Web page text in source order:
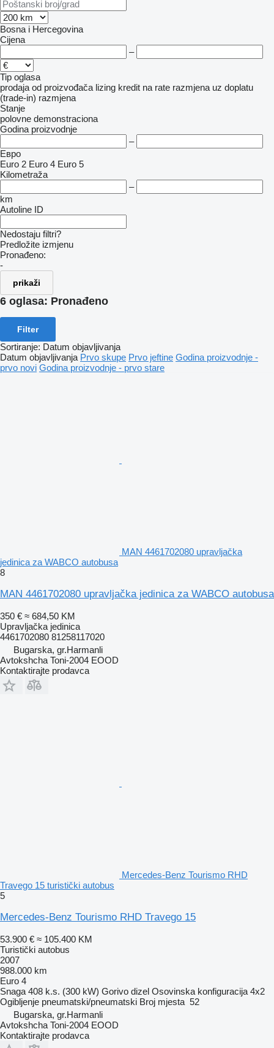
Bosna i Hercegovina
Cijena
–
Tip oglasa
prodaja od proizvođača lizing kredit na rate razmjena uz doplatu
(trade-in) razmjena
Stanje
polovne demonstraciona
Godina proizvodnje
–
Евро
Euro 2 Euro 4 Euro 5
Kilometraža
–
km
Autoline ID
Nedostaju filtri?
Predložite izmjenu
Pronađeno:
-
prikaži
6 oglasa: Pronađeno
Filter
Sortiranje: Datum objavljivanja
Datum objavljivanja Prvo skupe Prvo jeftine Godina proizvodnje -
prvo novi Godina proizvodnje - prvo stare
MAN 4461702080 upravljačka
jedinica za WABCO autobusa
8
MAN 4461702080 upravljačka jedinica za WABCO autobusa
350 € ≈ 684,50 KM
Upravljačka jedinica
4461702080 81258117020
Bugarska, gr.Harmanli
Avtokshcha Toni-2004 EOOD
Kontaktirajte prodavca
Mercedes-Benz Tourismo RHD
Travego 15 turistički autobus
5
Mercedes-Benz Tourismo RHD Travego 15
53.900 € ≈ 105.400 KM
Turistički autobus
2007
988.000 km
Euro 4
Snaga 408 k.s. (300 kW) Gorivo dizel Osovinska konfiguracija 4x2
Ogibljenje pneumatski/pneumatski Broj mjesta 52
Bugarska, gr.Harmanli
Avtokshcha Toni-2004 EOOD
Kontaktirajte prodavca